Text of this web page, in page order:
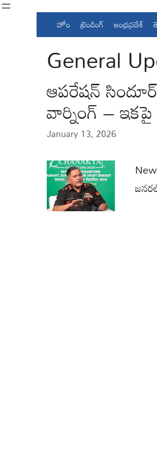
Skip
హోం ట్రెండింగ్ ఆంధ్రప్రదేశ్
General
ఆపరేషన్
వార్నింగ్ – ఇకపై
January 13, 2026